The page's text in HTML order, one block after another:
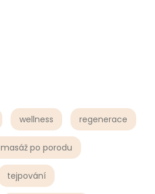
wellness regenerace
masáž po porodu
tejpování